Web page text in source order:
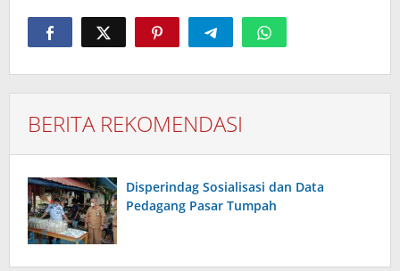
BERITA REKOMENDASI
Disperindag Sosialisasi dan Data
Pedagang Pasar Tumpah